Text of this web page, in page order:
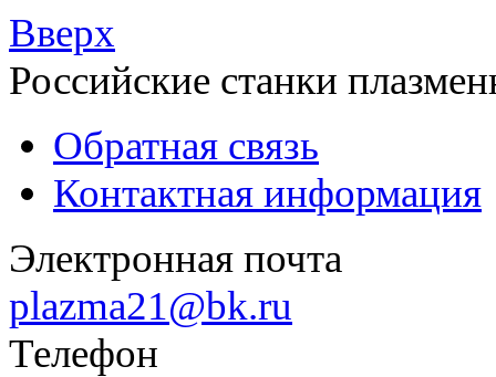
Вверх
Российские станки
Обратная связь
Контактная информация
Электронная почта
plazma21@bk.ru
Телефон